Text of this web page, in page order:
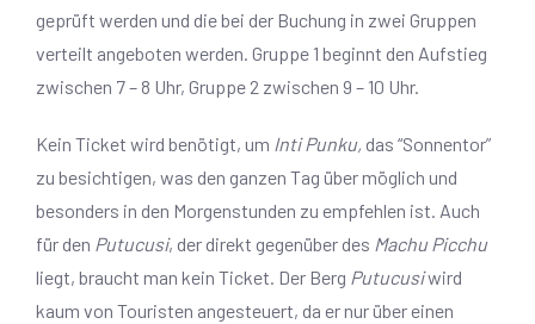
geprüft werden und die bei der Buchung in zwei Gruppen
verteilt angeboten werden. Gruppe 1 beginnt den Aufstieg
zwischen 7 – 8 Uhr, Gruppe 2 zwischen 9 – 10 Uhr.
Kein Ticket wird benötigt, um IntiPunku, das “Sonnentor”
zu besichtigen, was den ganzen Tag über möglich und
besonders in den Morgenstunden zu empfehlen ist. Auch
für den Putucusi, der direkt gegenüber des Machu Picchu
liegt, braucht man kein Ticket. Der Berg Putucusiwird
kaum von Touristen angesteuert, da er nur über einen